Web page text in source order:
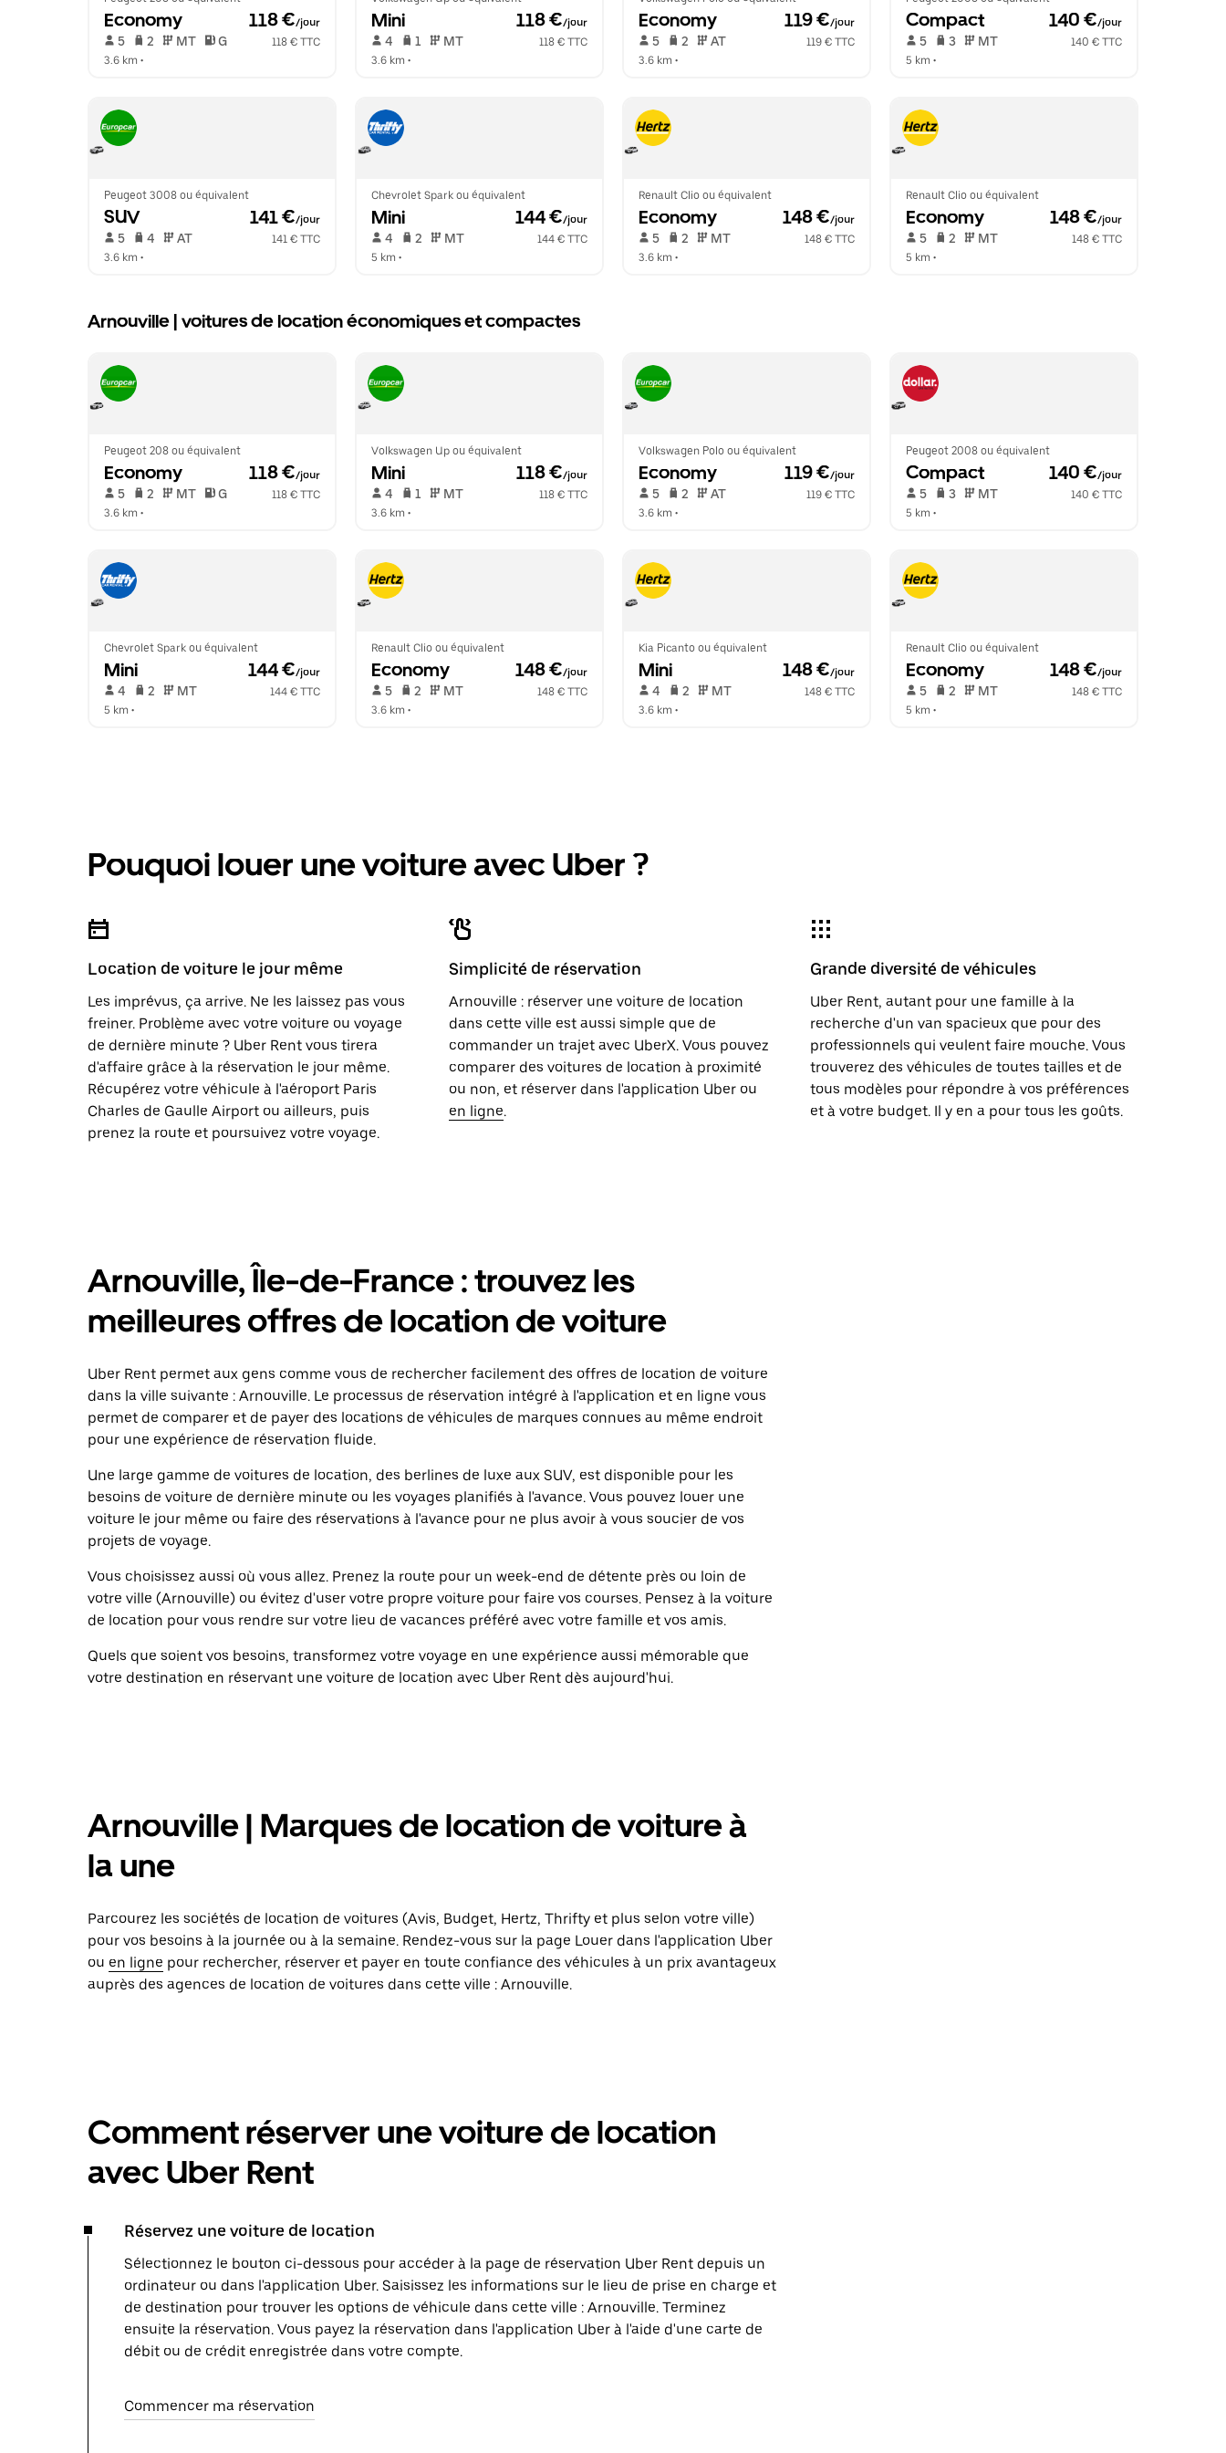
Economy 118 €/jour
5 2 MT G
118 € TTC
3.6 km •
Mini 118 €/jour
4 1 MT
118 € TTC
3.6 km •
Economy 119 €/jour
5 2 AT
119 € TTC
3.6 km •
Compact 140 €/jour
5 3 MT
140 € TTC
5 km •
Peugeot 3008 ou équivalent
SUV 141 €/jour
5 4 AT
141 € TTC
3.6 km •
Chevrolet Spark ou équivalent
Mini 144 €/jour
4 2 MT
144 € TTC
5 km •
Renault Clio ou équivalent
Economy 148 €/jour
5 2 MT
148 € TTC
3.6 km •
Renault Clio ou équivalent
Economy 148 €/jour
5 2 MT
148 € TTC
5 km •
Arnouville | voitures de location économiques et compactes
Peugeot 208 ou équivalent
Economy 118 €/jour
5 2 MT G
118 € TTC
3.6 km •
Volkswagen Up ou équivalent
Mini 118 €/jour
4 1 MT
118 € TTC
3.6 km •
Volkswagen Polo ou équivalent
Economy 119 €/jour
5 2 AT
119 € TTC
3.6 km •
Peugeot 2008 ou équivalent
Compact 140 €/jour
5 3 MT
140 € TTC
5 km •
Chevrolet Spark ou équivalent
Mini 144 €/jour
4 2 MT
144 € TTC
5 km •
Renault Clio ou équivalent
Economy 148 €/jour
5 2 MT
148 € TTC
3.6 km •
Kia Picanto ou équivalent
Mini 148 €/jour
4 2 MT
148 € TTC
3.6 km •
Renault Clio ou équivalent
Economy 148 €/jour
5 2 MT
148 € TTC
5 km •
Pouquoi louer une voiture avec Uber ?
Location de voiture le jour même
Les imprévus, ça arrive. Ne les laissez pas vous
freiner. Problème avec votre voiture ou voyage
de dernière minute ? Uber Rent vous tirera
d'affaire grâce à la réservation le jour même.
Récupérez votre véhicule à l'aéroport Paris
Charles de Gaulle Airport ou ailleurs, puis
prenez la route et poursuivez votre voyage.
Simplicité de réservation
Arnouville : réserver une voiture de location
dans cette ville est aussi simple que de
commander un trajet avec UberX. Vous pouvez
comparer des voitures de location à proximité
ou non, et réserver dans l'application Uber ou
en ligne.
Grande diversité de véhicules
Uber Rent, autant pour une famille à la
recherche d'un van spacieux que pour des
professionnels qui veulent faire mouche. Vous
trouverez des véhicules de toutes tailles et de
tous modèles pour répondre à vos préférences
et à votre budget. Il y en a pour tous les goûts.
Arnouville, Île-de-France : trouvez les
meilleures offres de location de voiture
Uber Rent permet aux gens comme vous de rechercher facilement des offres de location de voiture
dans la ville suivante : Arnouville. Le processus de réservation intégré à l'application et en ligne vous
permet de comparer et de payer des locations de véhicules de marques connues au même endroit
pour une expérience de réservation fluide.
Une large gamme de voitures de location, des berlines de luxe aux SUV, est disponible pour les
besoins de voiture de dernière minute ou les voyages planifiés à l'avance. Vous pouvez louer une
voiture le jour même ou faire des réservations à l'avance pour ne plus avoir à vous soucier de vos
projets de voyage.
Vous choisissez aussi où vous allez. Prenez la route pour un week-end de détente près ou loin de
votre ville (Arnouville) ou évitez d'user votre propre voiture pour faire vos courses. Pensez à la voiture
de location pour vous rendre sur votre lieu de vacances préféré avec votre famille et vos amis.
Quels que soient vos besoins, transformez votre voyage en une expérience aussi mémorable que
votre destination en réservant une voiture de location avec Uber Rent dès aujourd'hui.
Arnouville | Marques de location de voiture à
la une
Parcourez les sociétés de location de voitures (Avis, Budget, Hertz, Thrifty et plus selon votre ville)
pour vos besoins à la journée ou à la semaine. Rendez-vous sur la page Louer dans l'application Uber
ou en ligne pour rechercher, réserver et payer en toute confiance des véhicules à un prix avantageux
auprès des agences de location de voitures dans cette ville : Arnouville.
Comment réserver une voiture de location
avec Uber Rent
Réservez une voiture de location
Sélectionnez le bouton ci-dessous pour accéder à la page de réservation Uber Rent depuis un
ordinateur ou dans l'application Uber. Saisissez les informations sur le lieu de prise en charge et
de destination pour trouver les options de véhicule dans cette ville : Arnouville. Terminez
ensuite la réservation. Vous payez la réservation dans l'application Uber à l'aide d'une carte de
débit ou de crédit enregistrée dans votre compte.
Commencer ma réservation